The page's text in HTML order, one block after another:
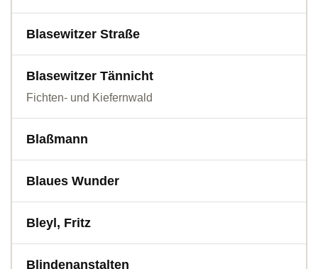
Blasewitzer Straße
Blasewitzer Tännicht
Fichten- und Kiefernwald
Blaßmann
Blaues Wunder
Bleyl, Fritz
Blindenanstalten